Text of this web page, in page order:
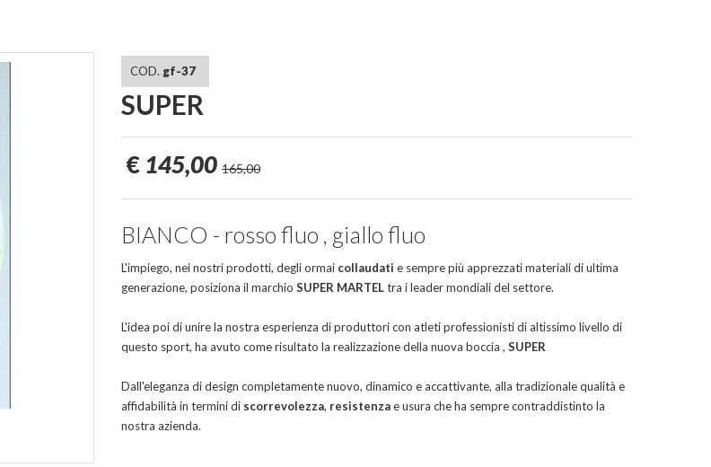
COD. gf-37
SUPER
€ 145,00 165,00
BIANCO - rosso fluo , giallo fluo
L'impiego, nei nostri prodotti, degli ormai collaudati e sempre più apprezzati materiali di ultima
generazione, posiziona il marchio SUPER MARTELtra i leader mondiali del settore.
L'idea poi di unire la nostra esperienza di produttori con atleti professionisti di altissimo livello di
questo sport, ha avuto come risultato la realizzazione della nuova boccia , SUPER
Dall'eleganza di design completamente nuovo, dinamico e accattivante, alla tradizionale qualità e
affidabilità in termini di scorrevolezza, resistenzae usura che ha sempre contraddistinto la
nostra azienda.